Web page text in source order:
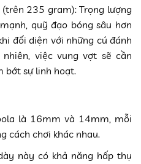
(trên 235 gram):Trọng lượng
quỹ đạo bóng sâu hơn
đối diện với những cú đánh
việc vung vợt sẽ cần
bớt sự linh hoạt.
là 16mm và 14mm, mỗi
cách chơi khác nhau.
này có khả năng hấp thụ